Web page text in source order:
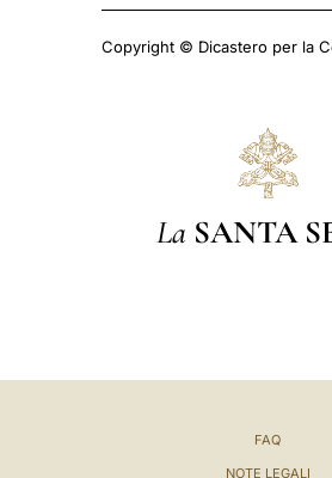
Copyright © Dicastero per la
La SANTA
FAQ
NOTE LEGALI